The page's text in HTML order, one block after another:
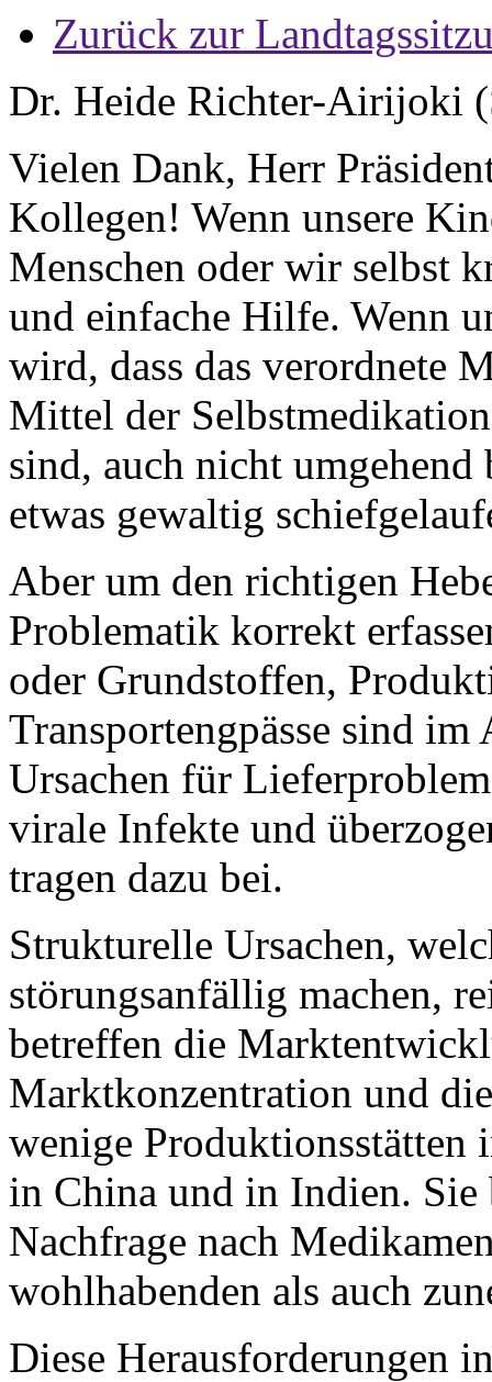
Zurück zur
Dr. Heide Richter-Airijoki
Vielen Dank, Herr
Kollegen! Wenn unsere
Menschen oder wir selbst
und einfache Hilfe. Wenn
wird, dass das verordnete
Mittel der
sind, auch nicht
etwas gewaltig
Aber um den richtigen
Problematik korrekt
oder Grundstoffen,
Transportengpässe sind
Ursachen für
virale Infekte und
tragen dazu bei.
Strukturelle Ursachen,
störungsanfällig machen,
betreffen die
Marktkonzentration und
wenige
in China und in Indien. Sie
Nachfrage nach
wohlhabenden als auch
Diese Herausforderungen